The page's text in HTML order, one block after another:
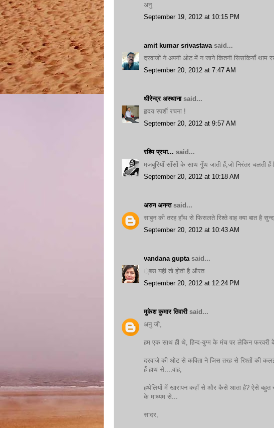
अनु
September 19, 2012 at 10:15 PM
amit kumar srivastavasaid...
दरवाजों ने अपनी ओट में न जाने कितनी सिसकियाँ थाम
September 20, 2012 at 7:47 AM
धीरेन्द्र अस्थानाsaid...
हृदय स्पर्शी रचना !
September 20, 2012 at 9:57 AM
रश्मि प्रभा... said...
मजबूरियाँ साँसों के साथ गूँथ जाती हैं,जो निरंतर चलती हैं-
September 20, 2012 at 10:18 AM
अरुन अनन्तsaid...
साबुन की तरह हाँथ से फिसलते रिश्ते वाह क्या बात है
September 20, 2012 at 10:43 AM
vandana guptasaid...
्बस यही तो होती है औरत
September 20, 2012 at 12:24 PM
मुकेश कुमार तिवारीsaid...
अनु जी,
हम एक साथ ही थे, हिन्द-युग्म के मंच पर लेकिन
दरवाजे की ओट से कविता ने जिस तरह से रिश्तों की
हैं हाथ से....वाह,
हथेलियों में खारापन कहाँ से और कैसे आता है? ऐसे बहुत
के माध्यम से...
सादर,